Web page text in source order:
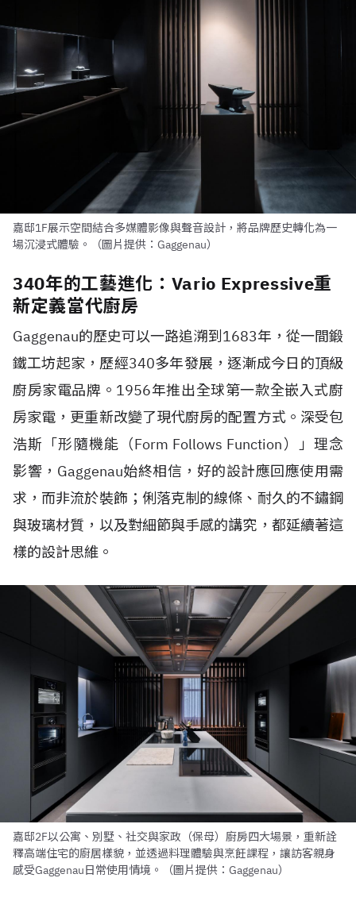
嘉邸1F展示空間結合多媒體影像與聲音設計，將品牌歷史轉化為一
場沉浸式體驗。（圖片提供：Gaggenau）
340年的工藝進化：Vario Expressive重
新定義當代廚房
Gaggenau的歷史可以一路追溯到1683年，從一間鍛
鐵工坊起家，歷經340多年發展，逐漸成今日的頂級
廚房家電品牌。1956年推出全球第一款全嵌入式廚
房家電，更重新改變了現代廚房的配置方式。深受包
浩斯「形隨機能（Form Follows Function）」理念
影響，Gaggenau始終相信，好的設計應回應使用需
求，而非流於裝飾；俐落克制的線條、耐久的不鏽鋼
與玻璃材質，以及對細節與手感的講究，都延續著這
樣的設計思維。
嘉邸2F以公寓、別墅、社交與家政（保母）廚房四大場景，重新詮
釋高端住宅的廚居樣貌，並透過料理體驗與烹飪課程，讓訪客親身
感受Gaggenau日常使用情境。（圖片提供：Gaggenau）